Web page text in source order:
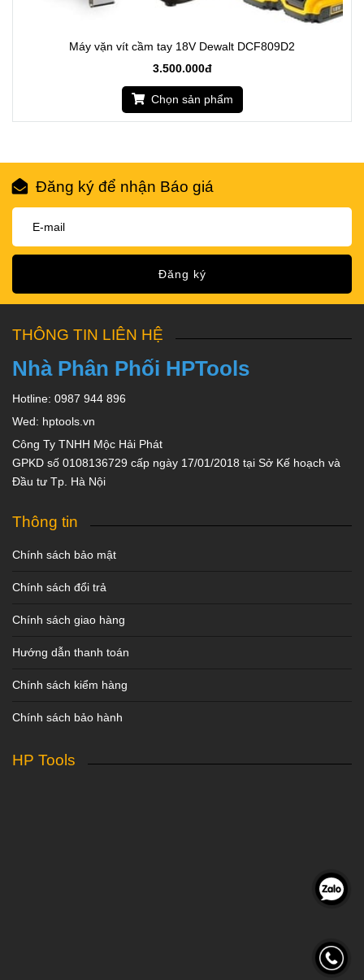
Máy vặn vít cầm tay 18V Dewalt DCF809D2
3.500.000đ
Chọn sản phẩm
Đăng ký để nhận Báo giá
Đăng ký
THÔNG TIN LIÊN HỆ
Nhà Phân Phối HPTools
Hotline: 0987 944 896
Wed: hptools.vn
Công Ty TNHH Mộc Hải Phát
GPKD số 0108136729 cấp ngày 17/01/2018 tại Sở Kế hoạch và
Đầu tư Tp. Hà Nội
Thông tin
Chính sách bảo mật
Chính sách đổi trả
Chính sách giao hàng
Hướng dẫn thanh toán
Chính sách kiểm hàng
Chính sách bảo hành
HP Tools